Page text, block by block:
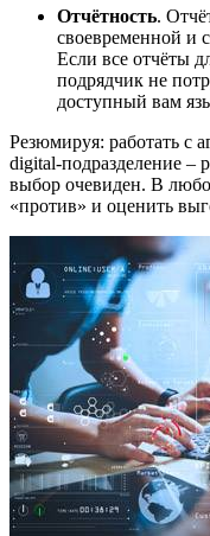
Отчётность.
своевременной и
Если все отчёты
подрядчик не
доступный вам
Резюмируя: работать с
digital-подразделение –
выбор очевиден. В
«против» и оценить